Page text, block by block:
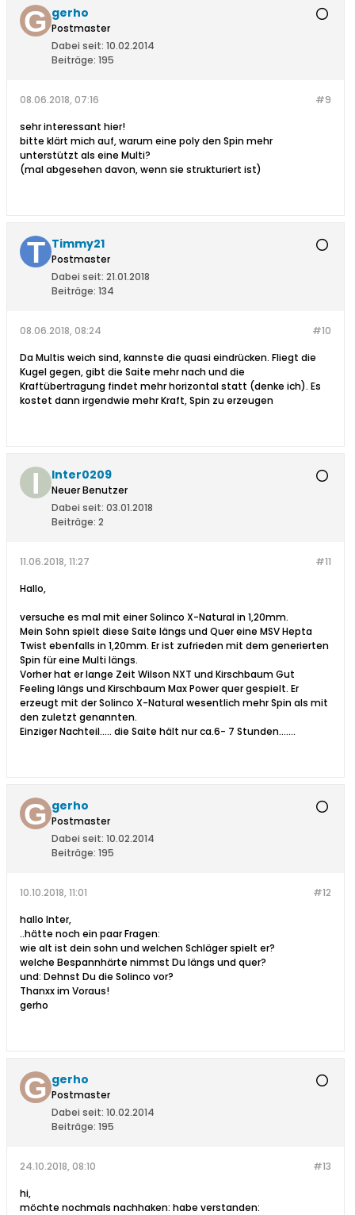
gerho
Postmaster
Dabei seit: 10.02.2014
Beiträge: 195
#9
08.06.2018, 07:16
sehr interessant hier!
bitte klärt mich auf, warum eine poly den Spin mehr
unterstützt als eine Multi?
(mal abgesehen davon, wenn sie strukturiert ist)
Timmy21
Postmaster
Dabei seit: 21.01.2018
Beiträge: 134
#10
08.06.2018, 08:24
Da Multis weich sind, kannste die quasi eindrücken. Fliegt die
Kugel gegen, gibt die Saite mehr nach und die
Kraftübertragung findet mehr horizontal statt (denke ich). Es
kostet dann irgendwie mehr Kraft, Spin zu erzeugen
Inter0209
Neuer Benutzer
Dabei seit: 03.01.2018
Beiträge: 2
#11
11.06.2018, 11:27
Hallo,
versuche es mal mit einer Solinco X-Natural in 1,20mm.
Mein Sohn spielt diese Saite längs und Quer eine MSV Hepta
Twist ebenfalls in 1,20mm. Er ist zufrieden mit dem generierten
Spin für eine Multi längs.
Vorher hat er lange Zeit Wilson NXT und Kirschbaum Gut
Feeling längs und Kirschbaum Max Power quer gespielt. Er
erzeugt mit der Solinco X-Natural wesentlich mehr Spin als mit
den zuletzt genannten.
Einziger Nachteil..... die Saite hält nur ca.6- 7 Stunden.......
gerho
Postmaster
Dabei seit: 10.02.2014
Beiträge: 195
#12
10.10.2018, 11:01
hallo Inter,
..hätte noch ein paar Fragen:
wie alt ist dein sohn und welchen Schläger spielt er?
welche Bespannhärte nimmst Du längs und quer?
und: Dehnst Du die Solinco vor?
Thanxx im Voraus!
gerho
gerho
Postmaster
Dabei seit: 10.02.2014
Beiträge: 195
#13
24.10.2018, 08:10
hi,
möchte nochmals nachhaken: habe verstanden: